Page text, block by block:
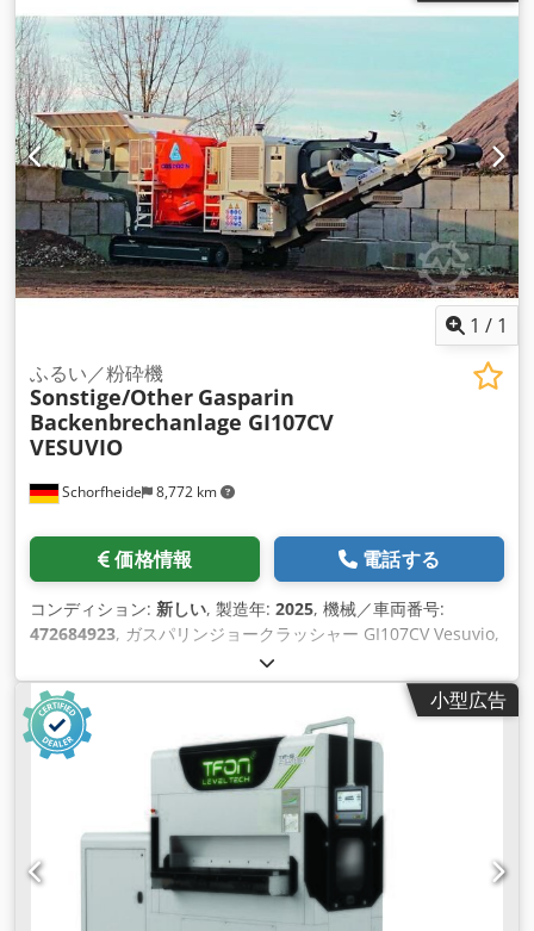
1 / 1
Schorfheide 8,772 km
ふるい／粉砕機
Sonstige/Other Gasparin
Backenbrechanlage GI107CV
VESUVIO
価格情報 電話する
コンディション: 新しい, 製造年: 2025, 機械／車両番号:
472684923, ガスパリンジョークラッシャー GI107CV Vesuvio,
クローラトラック式ジョークラッシャー 移動式破砕機GI107
VESUVIOは、汎用性の象徴であり、2つの異なる構成で設計す
ることができます。 グリズリー振動フィーダー（GI107C）を
装備し、より伝統的なアプリケーションに適しています。 振動
フィーダーとプレスクリーンを備えた本機（GI107CV）は、微
粉が多く含まれ、原料の水分量が多い過酷なアプリケーション
に適し ています。 特許取得のHCSシステム（Hydraulic
Crushing System）を標準装備し、VESUVIOは は、プロやレン
タル会社の要望に応えるベストアンサーです。 生産能力：約
320TO/H 特許取得済のHCSシステム 比例分配器 with \"Load
Sensing" for optimisation of the system and reduction of
小型広告